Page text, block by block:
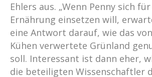
Ehlers aus. „Wenn Penny sich
Ernährung einsetzen will,
eine Antwort darauf, wie das
Kühen verwertete Grünland
soll. Interessant ist dann eher,
die beteiligten Wissenschaftler